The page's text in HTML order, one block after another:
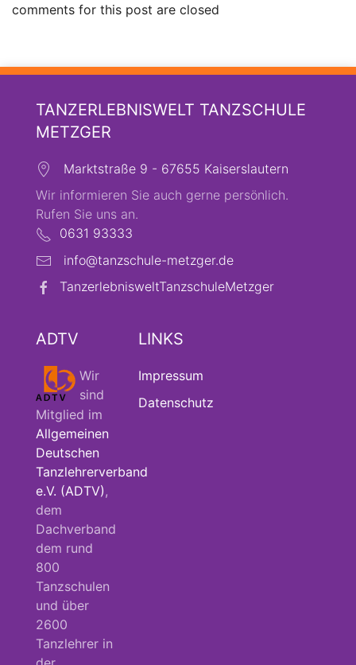
comments for this post are closed
TANZERLEBNISWELT TANZSCHULE
METZGER
Marktstraße 9 - 67655 Kaiserslautern
Wir informieren Sie auch gerne persönlich.
Rufen Sie uns an.
0631 93333
info@tanzschule-metzger.de
TanzerlebnisweltTanzschuleMetzger
ADTV
Wir
sind
Mitglied im
Allgemeinen
Deutschen
Tanzlehrerverband
e.V. (ADTV),
dem
Dachverband
dem rund
800
Tanzschulen
und über
2600
Tanzlehrer in
LINKS
Impressum
Datenschutz